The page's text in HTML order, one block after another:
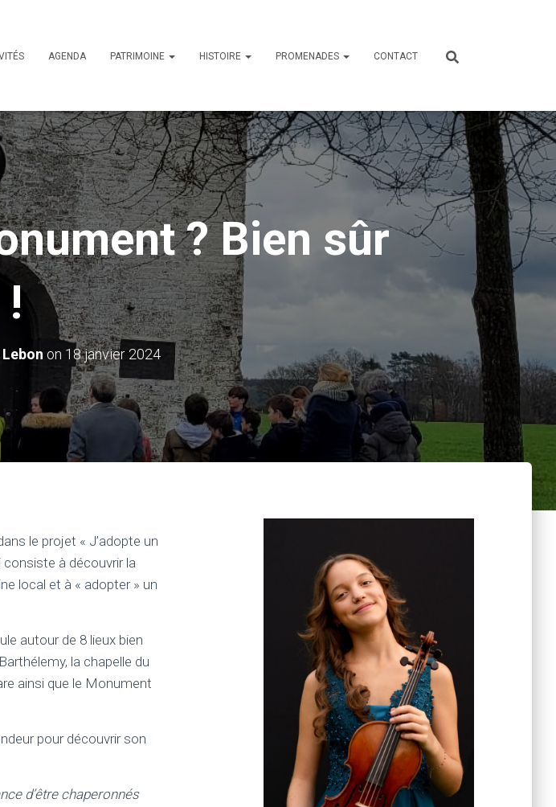
AGENDA PATRIMOINE HISTOIRE PROMENADES CONTACT
? Bien sûr
!
on 18 janvier 2024
le projet « J’adopte un
consiste à découvrir la
local et à « adopter » un
autour de 8 lieux bien
la chapelle du
ainsi que le Monument
pour découvrir son
d’être chaperonnés